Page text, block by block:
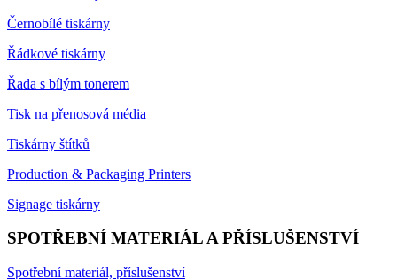
Černobílé tiskárny
Řádkové tiskárny
Řada s bílým tonerem
Tisk na přenosová média
Tiskárny štítků
Production & Packaging Printers
Signage tiskárny
SPOTŘEBNÍ MATERIÁL A PŘÍSLUŠENSTVÍ
Spotřební materiál, příslušenství